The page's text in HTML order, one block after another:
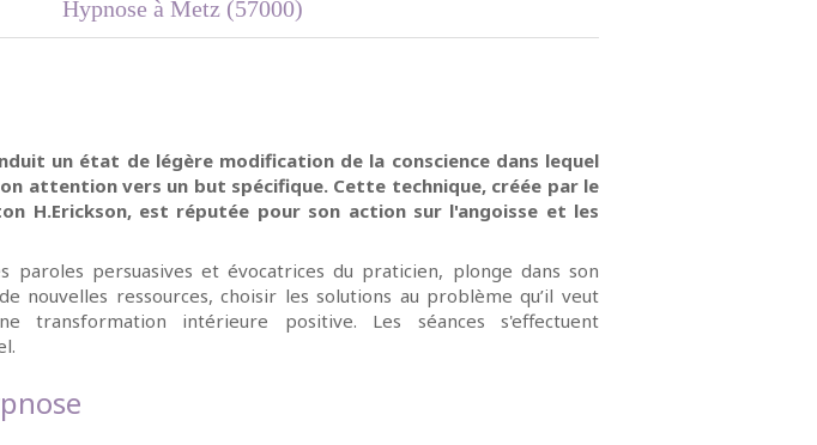
Hypnose à Metz (57000)
un état de légère modification de la conscience dans lequel
attention vers un but spécifique. Cette technique, créée par le
H.Erickson, est réputée pour son action sur l'angoisse et les
paroles persuasives et évocatrices du praticien, plonge dans son
nouvelles ressources, choisir les solutions au problème qu’il veut
transformation intérieure positive. Les séances s'effectuent